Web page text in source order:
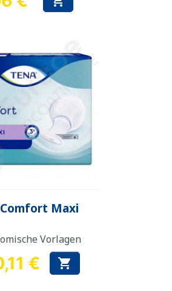
Preis
Vorschau Maxi
Vorlagen
€ 